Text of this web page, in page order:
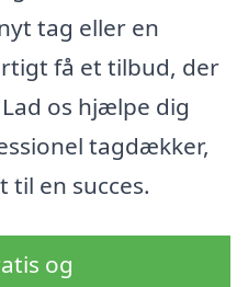
tag eller en
få et tilbud, der
os hjælpe dig
tagdækker,
en succes.
og